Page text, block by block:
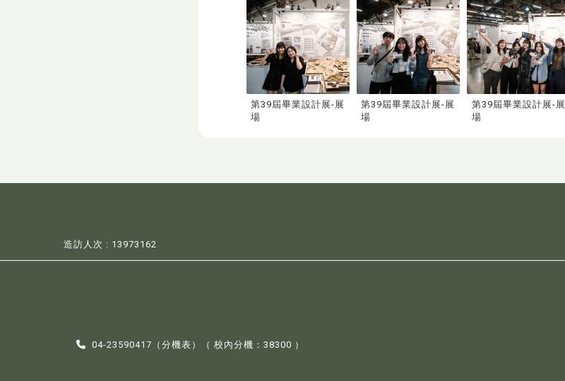
第39屆畢業設計展-展
場
第39屆畢業設計展-展
場
第39屆畢業設計展-展
場
造訪人次 : 13973162
04-23590417（分機表 ）（ 校內分機：38300 ）